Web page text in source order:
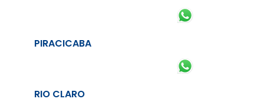
PIRACICABA
RIO CLARO